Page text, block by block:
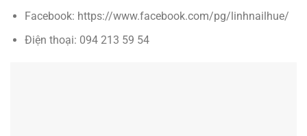
Facebook: https://www.facebook.com/pg/linhnailhue/
Điện thoại: 094 213 59 54